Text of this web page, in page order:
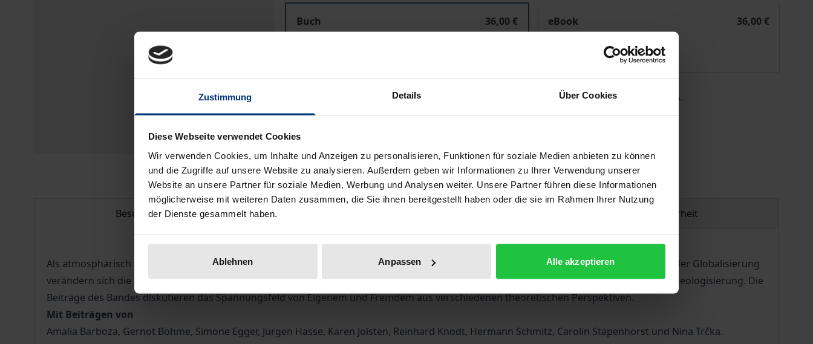
Zustimmung Details Über Cookies
Diese Webseite verwendet Cookies
Wir verwenden Cookies, um Inhalte und Anzeigen zu personalisieren, Funktionen für soziale Medien anbieten zu können
und die Zugriffe auf unsere Website zu analysieren. Außerdem geben wir Informationen zu Ihrer Verwendung unserer
Website an unsere Partner für soziale Medien, Werbung und Analysen weiter. Unsere Partner führen diese Informationen
möglicherweise mit weiteren Daten zusammen, die Sie ihnen bereitgestellt haben oder die sie im Rahmen Ihrer Nutzung
der Dienste gesammelt haben.
Ablehnen Anpassen Alle akzeptieren
Buch
36,00 €
eBook
36,00 €
Preisangaben inkl. MwSt. Abhängig von der Lieferadresse kann die MwSt. an der Kasse variieren.
Hinweise zu Versandkosten
Beschreibung Produktsicherheit
Als atmosphärisch bergendes Gefühl steht Heimat in einem fruchtbaren Spannungsfeld vielfältiger gesellschaftlicher Einflüsse. In Zeiten der Globalisierung
verändern sich die Voraussetzungen für die Konstitution von Heimat insbesondere durch Mobilität, Migration, soziale Unsicherheit und Ideologisierung. Die
Beiträge des Bandes diskutieren das Spannungsfeld von Eigenem und Fremdem aus verschiedenen theoretischen Perspektiven.
Mit Beiträgen von
Amalia Barboza, Gernot Böhme, Simone Egger, Jürgen Hasse, Karen Joisten, Reinhard Knodt, Hermann Schmitz, Carolin Stapenhorst und Nina Trčka.